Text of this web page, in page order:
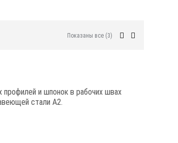
Показаны все (3)
и шпонок в рабочих швах
стали A2.